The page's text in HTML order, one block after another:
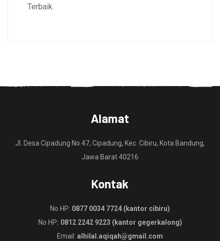
Terbaik
Alamat
Jl. Desa Cipadung No.47, Cipadung, Kec. Cibiru, Kota Bandung,
Jawa Barat 40216
Kontak
No HP: 0877 0034 7724 (kantor cibiru)
No HP: 0812 2242 9223 (kantor gegerkalong)
Email: alhilal.aqiqah@gmail.com